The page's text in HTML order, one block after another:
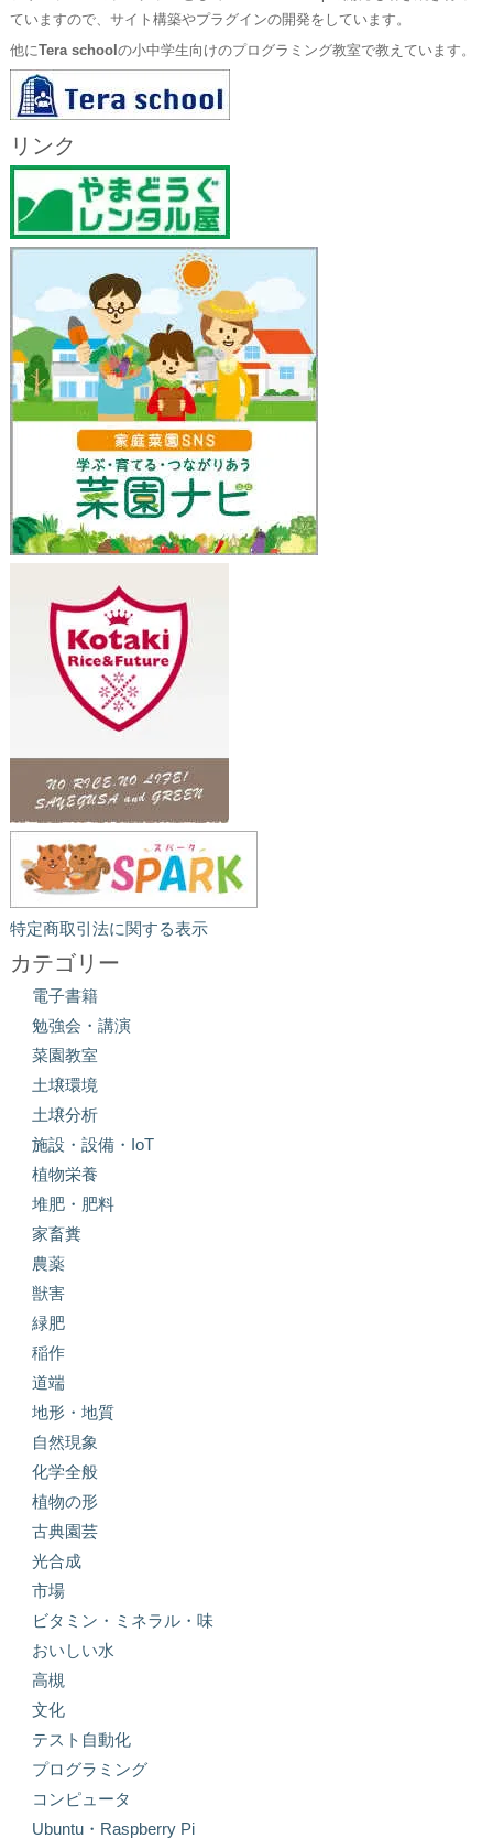
ていますので、サイト構築やプラグインの開発をしています。
他にTera school の小中学生向けのプログラミング教室で教えています。
リンク
特定商取引法に関する表示
カテゴリー
電子書籍
勉強会・講演
菜園教室
土壌環境
土壌分析
施設・設備・IoT
植物栄養
堆肥・肥料
家畜糞
農薬
獣害
緑肥
稲作
道端
地形・地質
自然現象
化学全般
植物の形
古典園芸
光合成
市場
ビタミン・ミネラル・味
おいしい水
高槻
文化
テスト自動化
プログラミング
コンピュータ
Ubuntu・Raspberry Pi